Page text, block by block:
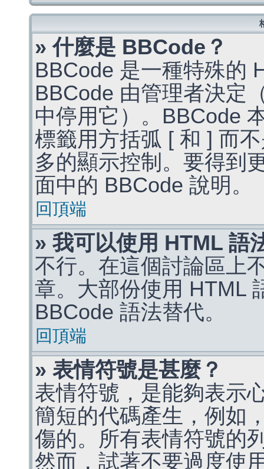
» 什麼是 BBCode？
BBCode 是一種特殊的
BBCode 由管理者決定
中停用它）。BBCode
標籤用方括弧 [ 和 ] 而
多的顯示控制。要得到
面中的 BBCode 說明。
回頂端
» 我可以使用 HTML 語
不行。在這個討論區上
章。大部份使用 HTML
BBCode 語法替代。
回頂端
» 表情符號是甚麼？
表情符號，是能夠表示
簡短的代碼產生，例如
傷的。所有表情符號的
然而，試著不要過度使